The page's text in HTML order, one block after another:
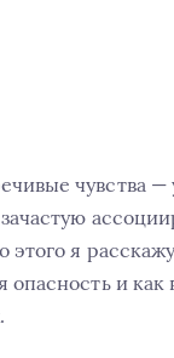
чувства
я
и как